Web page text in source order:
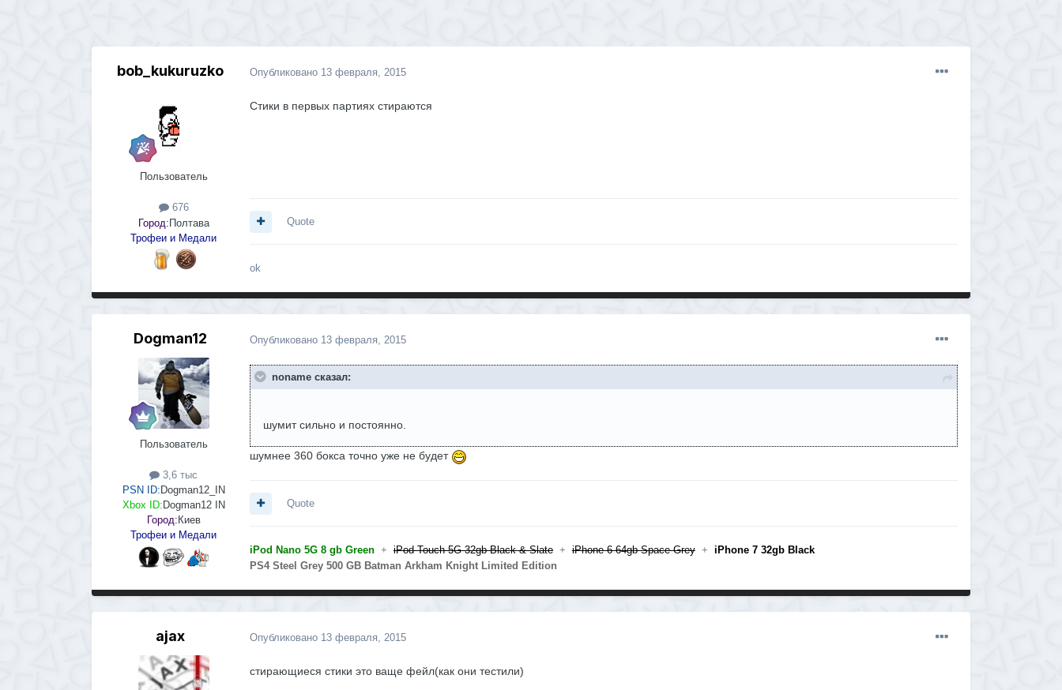
bob_kukuruzko
Пользователь
676
Город:Полтава
Трофеи и Медали
Опубликовано 13 февраля, 2015
Стики в первых партиях стираются
Quote
ok
Dogman12
Пользователь
3,6 тыс
PSN ID: Dogman12_IN
Xbox ID: Dogman12 IN
Город: Киев
Трофеи и Медали
Опубликовано 13 февраля, 2015
noname сказал:
шумит сильно и постоянно.
шумнее 360 бокса точно уже не будет
Quote
iPod Nano 5G 8 gb Green+iPod Touch 5G 32gb Black & Slate+iPhone 6 64gb Space Grey+ iPhone 7 32gb Black
PS4 Steel Grey 500 GB Batman Arkham Knight Limited Edition
ajax Опубликовано 13 февраля, 2015
стирающиеся стики это ваще фейл(как они тестили)